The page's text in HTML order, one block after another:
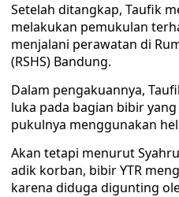
Setelah ditangkap, Taufik
melakukan pemukulan
menjalani perawatan di
(RSHS) Bandung.
Dalam pengakuannya,
luka pada bagian bibir
pukulnya menggunakan
Akan tetapi menurut
adik korban, bibir YTR
karena diduga digunting